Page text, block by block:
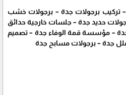
تركيب برجولات جدة – برجولات خشب
حديد جدة – جلسات خارجية حدائق
– مؤسسة قمة الوفاء جدة – تصميم
جدة – برجولات مسابح جدة